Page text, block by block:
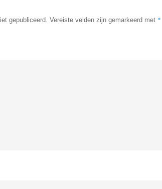
gepubliceerd. Vereiste velden zijn gemarkeerd met *